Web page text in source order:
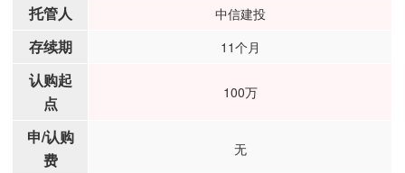
托管人 中信建投
存续期 11个月
认购起
点
100万
申/认购
费
无